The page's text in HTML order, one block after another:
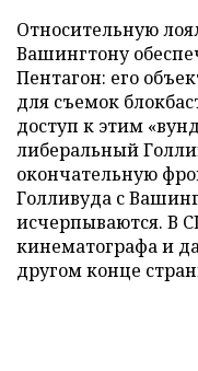
Относительную
Вашингтону
Пентагон: его
для съемок
доступ к этим
либеральный
окончательную
Голливуда с
исчерпываются. В
кинематографа и
другом конце